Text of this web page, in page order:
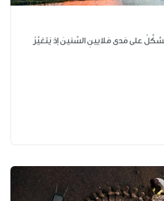
على مَدى مَلايينِ السِّنينَ إذ يَتغيَّرُ